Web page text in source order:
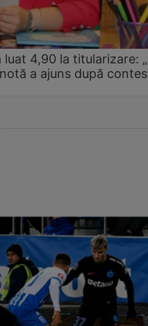
4,90 la titularizare:
a ajuns după